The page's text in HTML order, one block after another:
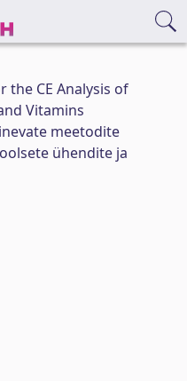
CE Analysis of
Vitamins
meetodite
ühendite ja